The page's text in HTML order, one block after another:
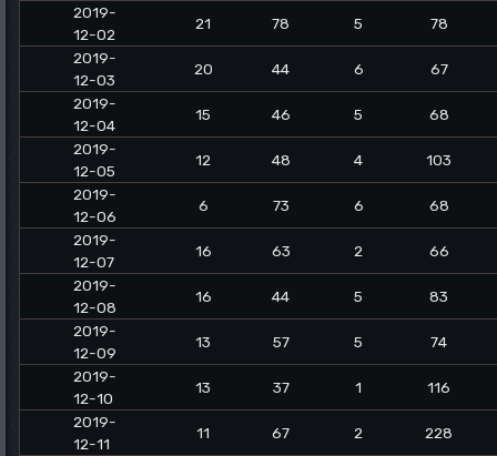
2019-
12-02
21 78 5
78
2019-
12-03
20 44 6
67
2019-
12-04
15 46 5
68
2019-
12-05
12 48 4
103
2019-
12-06
6 73 6
68
2019-
12-07
16 63 2
66
2019-
12-08
16 44 5
83
2019-
12-09
13 57 5
74
2019-
12-10
13 37 1
116
2019-
12-11
11 67 2
228